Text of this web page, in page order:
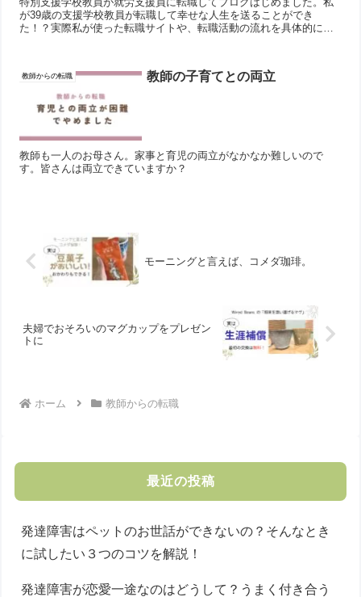
が39歳の支援学校教員が転職して幸せな人生を送ることができ
た！？実際私が使った転職サイトや、転職活動の流れを具体的に紹
教師からの転職 教師の子育てとの両立
教師も一人のお母さん。家事と育児の両立がなかなか難しいので
す。皆さんは両立できていますか？
モーニングと言えば、コメダ珈琲。
夫婦でおそろいのマグカップをプレゼン
トに
ホーム 教師からの転職
最近の投稿
発達障害はペットのお世話ができないの？そんなとき
に試したい３つのコツを解説！
発達障害が恋愛一途なのはどうして？うまく付き合う